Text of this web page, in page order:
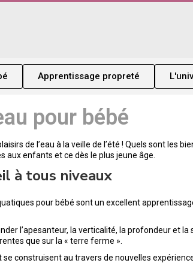
Apprentissage propreté
pour bébé
de l’eau à la veille de l’été ! Quels sont les
enfants et ce dès le plus jeune âge.
à tous niveaux
pour bébé sont un excellent
l’apesanteur, la verticalité, la profondeur et
que sur la « terre ferme ».
construisent au travers de nouvelles